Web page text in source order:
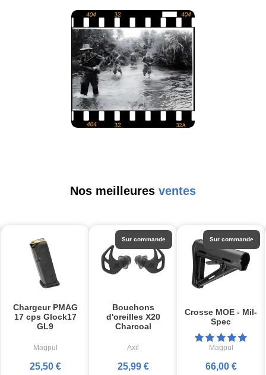
Nos meilleures ventes
Chargeur PMAG
17 cps Glock17
GL9
Magpul
25,50 €
Bouchons
d'oreilles X20
Charcoal
Axil
25,99 €
Sur commande
Crosse MOE - Mil-
Spec
Magpul
66,00 €
Sur commande